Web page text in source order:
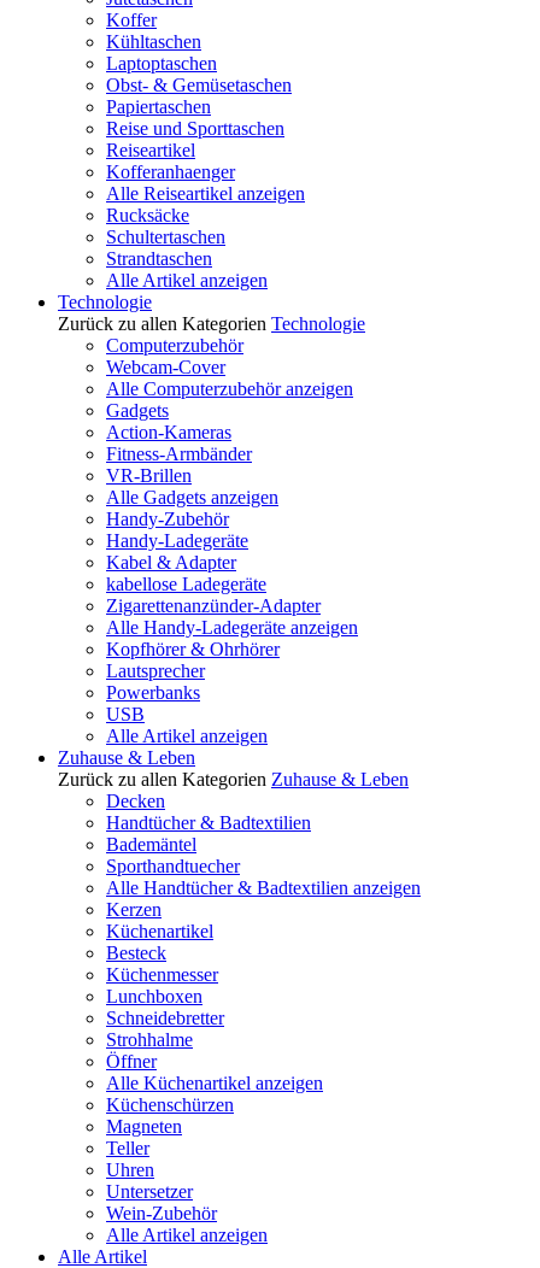
Koffer
Kühltaschen
Laptoptaschen
Obst- & Gemüsetaschen
Papiertaschen
Reise und Sporttaschen
Reiseartikel
Kofferanhaenger
Alle Reiseartikel anzeigen
Rucksäcke
Schultertaschen
Strandtaschen
Alle Artikel anzeigen
Technologie
Zurück zu allen Kategorien Technologie
Computerzubehör
Webcam-Cover
Alle Computerzubehör anzeigen
Gadgets
Action-Kameras
Fitness-Armbänder
VR-Brillen
Alle Gadgets anzeigen
Handy-Zubehör
Handy-Ladegeräte
Kabel & Adapter
kabellose Ladegeräte
Zigarettenanzünder-Adapter
Alle Handy-Ladegeräte anzeigen
Kopfhörer & Ohrhörer
Lautsprecher
Powerbanks
USB
Alle Artikel anzeigen
Zuhause & Leben
Zurück zu allen Kategorien Zuhause & Leben
Decken
Handtücher & Badtextilien
Bademäntel
Sporthandtuecher
Alle Handtücher & Badtextilien anzeigen
Kerzen
Küchenartikel
Besteck
Küchenmesser
Lunchboxen
Schneidebretter
Strohhalme
Öffner
Alle Küchenartikel anzeigen
Küchenschürzen
Magneten
Teller
Uhren
Untersetzer
Wein-Zubehör
Alle Artikel anzeigen
Alle Artikel